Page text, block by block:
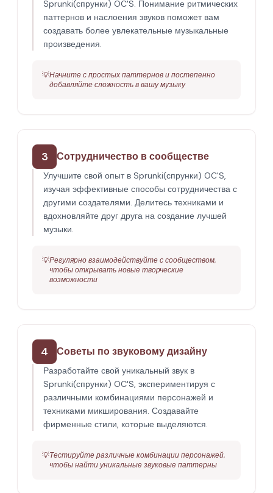
Sprunki(спрунки) OC'S. Понимание ритмических
паттернов и наслоения звуков поможет вам
создавать более увлекательные музыкальные
произведения.
💡Начните с простых паттернов и постепенно
добавляйте сложность в вашу музыку
3 Сотрудничество в сообществе
Улучшите свой опыт в Sprunki(спрунки) OC'S,
изучая эффективные способы сотрудничества с
другими создателями. Делитесь техниками и
вдохновляйте друг друга на создание лучшей
музыки.
💡Регулярно взаимодействуйте с сообществом,
чтобы открывать новые творческие
возможности
4 Советы по звуковому дизайну
Разработайте свой уникальный звук в
Sprunki(спрунки) OC'S, экспериментируя с
различными комбинациями персонажей и
техниками микширования. Создавайте
фирменные стили, которые выделяются.
💡Тестируйте различные комбинации персонажей,
чтобы найти уникальные звуковые паттерны